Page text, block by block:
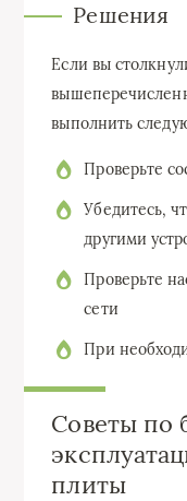
Решения
Если вы
выполнить
Проверьте
Убедитесь,
другими
Проверьте
сети
При
Советы по
плиты